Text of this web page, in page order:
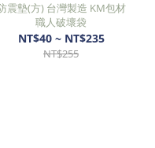
震墊(方) 台灣製造 KM包材
職人破壞袋
NT$40 ~ NT$235
NT$255